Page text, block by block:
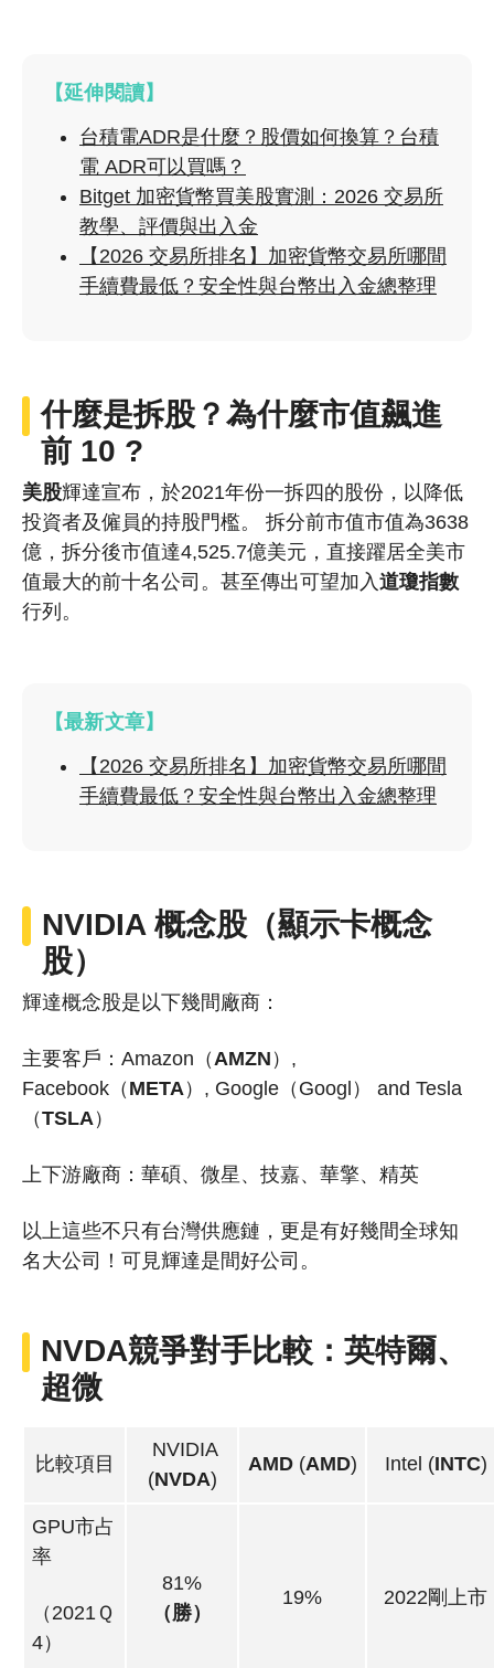
【延伸閱讀】
台積電ADR是什麼？股價如何換算？台積
電 ADR可以買嗎？
Bitget 加密貨幣買美股實測：2026 交易所
教學、評價與出入金
【2026 交易所排名】加密貨幣交易所哪間
手續費最低？安全性與台幣出入金總整理
什麼是拆股？為什麼市值飆進
前 10 ?
美股輝達宣布，於2021年份一拆四的股份，以降低
投資者及僱員的持股門檻。 拆分前市值市值為3638
億，拆分後市值達4,525.7億美元，直接躍居全美市
值最大的前十名公司。甚至傳出可望加入道瓊指數
行列。
【最新文章】
【2026 交易所排名】加密貨幣交易所哪間
手續費最低？安全性與台幣出入金總整理
NVIDIA 概念股（顯示卡概念
股）
輝達概念股是以下幾間廠商：
主要客戶：Amazon（AMZN ）,
Facebook（ META）, Google（Googl） and Tesla
（TSLA）
上下游廠商：華碩、微星、技嘉、華擎、精英
以上這些不只有台灣供應鏈，更是有好幾間全球知
名大公司！可見輝達是間好公司。
NVDA競爭對手比較：英特爾、
超微
比較項目
NVIDIA
(NVDA)
AMD (AMD) Intel (INTC)
GPU市占
率
（2021Ｑ
4）
81%
（勝）
19% 2022剛上市